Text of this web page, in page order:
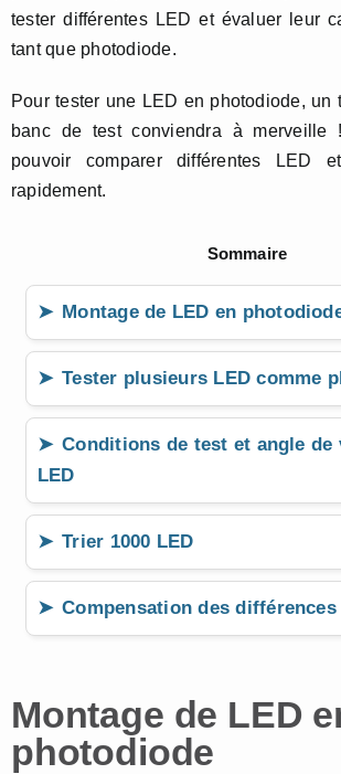
tester différentes LED et évaluer leur
tant que photodiode.
Pour tester une LED en photodiode, un
banc de test conviendra à merveille
pouvoir comparer différentes LED
rapidement.
Sommaire
Montage de LED en
Tester plusieurs LED comme
Conditions de test et angle de
LED
Trier 1000 LED
Compensation des différences
Montage de LED
photodiode